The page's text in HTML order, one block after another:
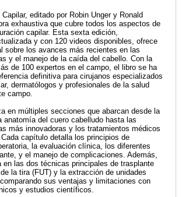
editado por Robin Unger y Ronald
exhaustiva que cubre todos los aspectos de
capilar. Esta sexta edición,
y con 120 videos disponibles, ofrece
sobre los avances más recientes en las
y el manejo de la caída del cabello. Con la
de 100 expertos en el campo, el libro se ha
definitiva para cirujanos especializados
dermatólogos y profesionales de la salud
campo.
en múltiples secciones que abarcan desde la
anatomía del cuero cabelludo hasta las
más innovadoras y los tratamientos médicos
capítulo detalla los principios de
la evaluación clínica, los diferentes
y el manejo de complicaciones. Además,
en las dos técnicas principales de trasplante
la tira (FUT) y la extracción de unidades
sus ventajas y limitaciones con
y estudios científicos.